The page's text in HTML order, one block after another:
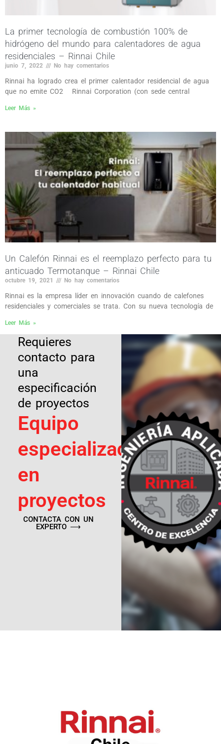
La primer tecnología de combustión 100% de
hidrógeno del mundo para calentadores de agua
residenciales – Rinnai Chile
junio 7, 2022 No hay comentarios
Rinnai ha logrado crea el primer calentador residencial de agua
que no emite CO2 Rinnai Corporation (con sede central
Leer Más »
Un Calefón Rinnai es el reemplazo perfecto para tu
anticuado Termotanque – Rinnai Chile
octubre 19, 2021 No hay comentarios
Rinnai es la empresa líder en innovación cuando de calefones
residenciales y comerciales se trata. Con su nueva tecnología de
Leer Más »
Requieres
contacto para
una
especificación
de proyectos
Equipo
especializado
en
proyectos
CONTACTA CON UN
EXPERTO ⟶